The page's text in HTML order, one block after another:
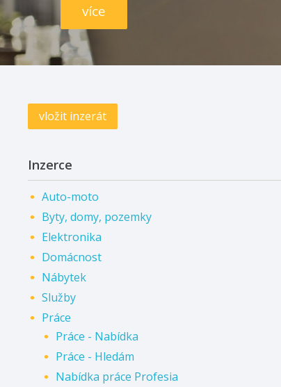
více
vložit inzerát
Inzerce
Auto-moto
Byty, domy, pozemky
Elektronika
Domácnost
Nábytek
Služby
Práce
Práce - Nabídka
Práce - Hledám
Nabídka práce Profesia